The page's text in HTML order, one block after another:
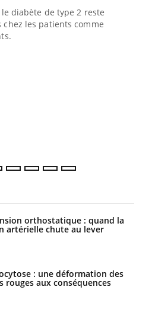
diabète de type 2 reste
les patients comme
orthostatique : quand la
artérielle chute au lever
: une déformation des
rouges aux conséquences